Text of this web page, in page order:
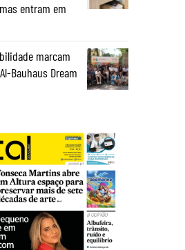
entram em
marcam
Bauhaus Dream